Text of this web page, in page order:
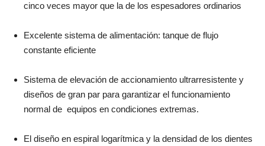
cinco veces mayor que la de los espesadores ordinarios
Excelente sistema de alimentación: tanque de flujo
constante eficiente
Sistema de elevación de accionamiento ultrarresistente y
diseños de gran par para garantizar el funcionamiento
normal de equipos en condiciones extremas.
El diseño en espiral logarítmica y la densidad de los dientes